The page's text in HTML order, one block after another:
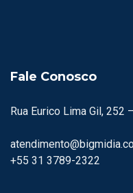
Fale Conosco
Rua Eurico Lima Gil,
+55 31 3789-2322